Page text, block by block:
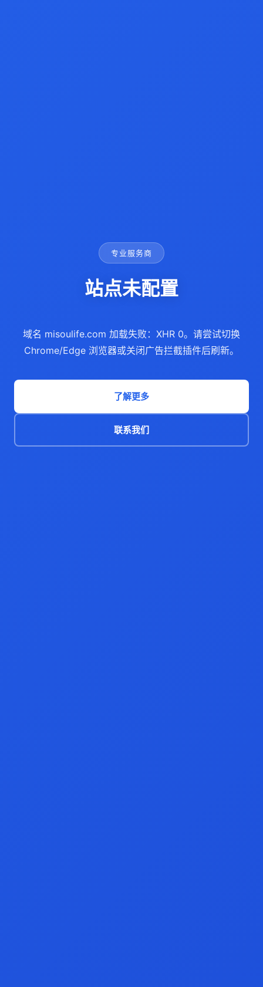
专业服务商
站点未配置
域名 misoulife.com 加载失败：XHR 0。请尝试切换
Chrome/Edge 浏览器或关闭广告拦截插件后刷新。
了解更多
联系我们